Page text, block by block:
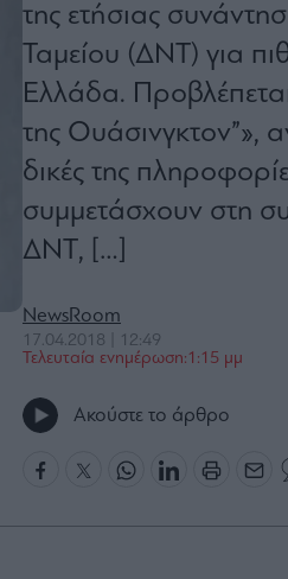
της ετήσιας
Ταμείου (ΔΝΤ) για
Ελλάδα.
της Ουάσινγκτον”»,
δικές της
συμμετάσχουν στη
ΔΝΤ, […]
NewsRoom
17.04.2018 | 12:49
Τελευταία ενημέρωση:1:15 μμ
Ακούστε το άρθρο